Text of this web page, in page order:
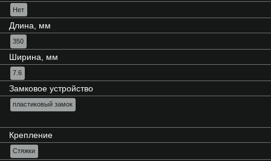
Нет
Длина, мм
350
Ширина, мм
7.6
Замковое устройство
пластиковый замок
Крепление
Стяжки